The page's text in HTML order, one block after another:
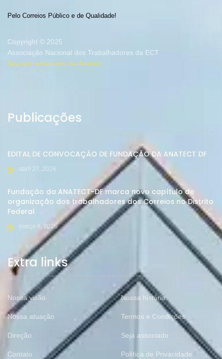
Pelo Correios Público e de Qualidade!
Copyright © 2025
Associação Nacional dos Trabalhadores da ECT
Seja um associado da Anatect
Publicações
EDITAL DE CONVOCAÇÂO DE FUNDAÇÃO DA ANATECT DF
abril 27, 2026
Fundação da ANATECT-DF marca novo capítulo de
organização dos trabalhadores dos Correios no Distrito
Federal
março 6, 2026
Extra links
Nossa visão Nossa história
Nossa atuação Termos e Condições
Direção Seja associado
Contato Política de Privacidade